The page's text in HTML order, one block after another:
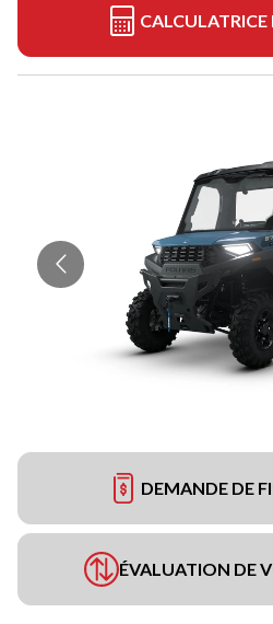
CALCULATRICE
DEMANDE DE
ÉVALUATION DE